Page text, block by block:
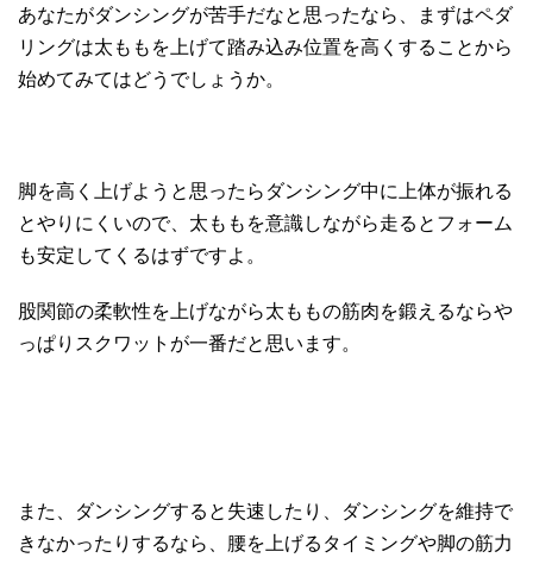
あなたがダンシングが苦手だなと思ったなら、まずはペダ
リングは太ももを上げて踏み込み位置を高くすることから
始めてみてはどうでしょうか。
脚を高く上げようと思ったらダンシング中に上体が振れる
とやりにくいので、太ももを意識しながら走るとフォーム
も安定してくるはずですよ。
股関節の柔軟性を上げながら太ももの筋肉を鍛えるならや
っぱりスクワットが一番だと思います。
また、ダンシングすると失速したり、ダンシングを維持で
きなかったりするなら、腰を上げるタイミングや脚の筋力